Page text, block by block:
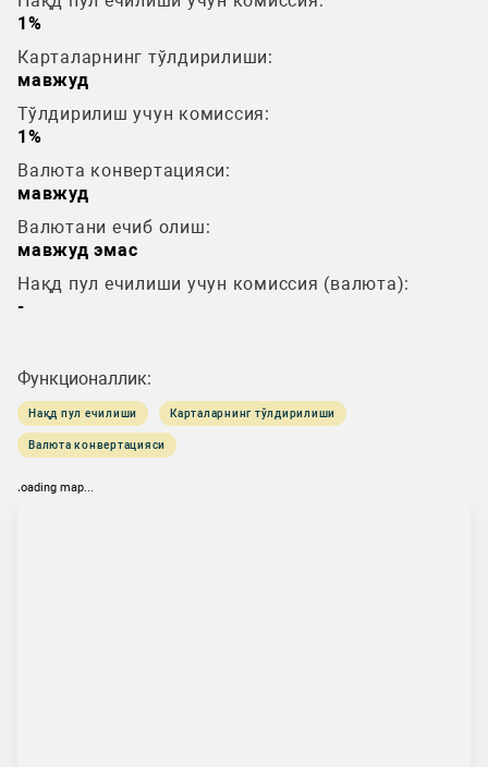
1%
Карталарнинг тўлдирилиши:
мавжуд
Тўлдирилиш учун комиссия:
1%
Валюта конвертацияси:
мавжуд
Валютани ечиб олиш:
мавжуд эмас
Нақд пул ечилиши учун комиссия (валюта):
-
Функционаллик:
Нақд пул ечилиши Карталарнинг тўлдирилиши
Валюта конвертацияси
loading map...